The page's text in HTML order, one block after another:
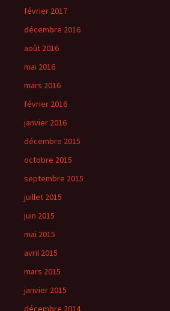
février 2017
décembre 2016
août 2016
mai 2016
mars 2016
février 2016
janvier 2016
décembre 2015
octobre 2015
septembre 2015
juillet 2015
juin 2015
mai 2015
avril 2015
mars 2015
janvier 2015
décembre 2014